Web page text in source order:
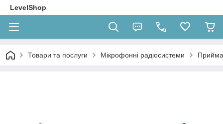
LevelShop
Товари та послуги Мікрофонні радіосистеми